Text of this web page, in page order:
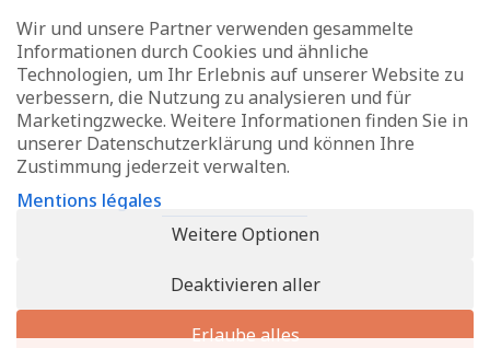
Mit Unterstützung des
Datenschutz und Verwaltung von Cookies
Rechtliche Hinweise
Erklärung zur Barrierefreiheit
Wir und unsere Partner verwenden gesammelte
Informationen durch Cookies und ähnliche
Technologien, um Ihr Erlebnis auf unserer Website zu
verbessern, die Nutzung zu analysieren und für
Marketingzwecke. Weitere Informationen finden Sie in
unserer Datenschutzerklärung und können Ihre
Zustimmung jederzeit verwalten.
Mentions légales
Weitere Optionen
Deaktivieren aller
Erlaube alles